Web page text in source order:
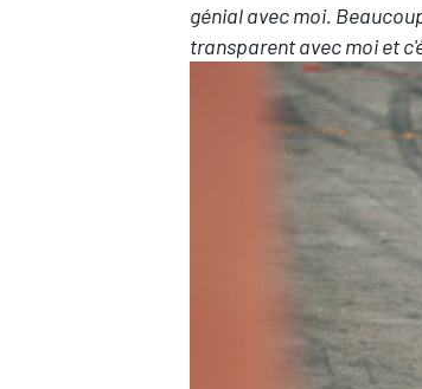
génial avec moi.
transparent avec moi et